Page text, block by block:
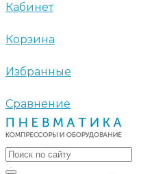
Кабинет
Корзина
Избранные
Сравнение